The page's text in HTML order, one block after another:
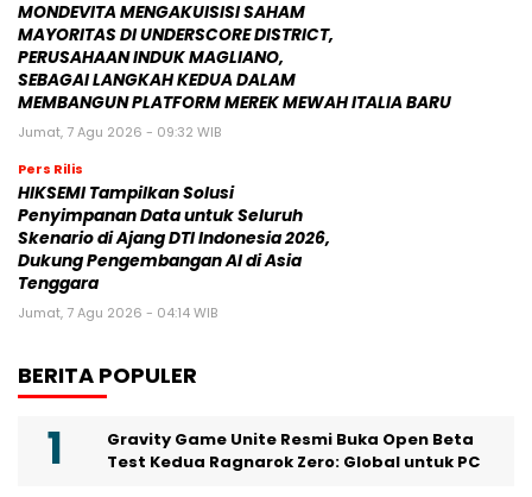
MONDEVITA MENGAKUISISI SAHAM
MAYORITAS DI UNDERSCORE DISTRICT,
PERUSAHAAN INDUK MAGLIANO,
SEBAGAI LANGKAH KEDUA DALAM
MEMBANGUN PLATFORM MEREK MEWAH ITALIA BARU
Jumat, 7 Agu 2026 - 09:32 WIB
Pers Rilis
HIKSEMI Tampilkan Solusi
Penyimpanan Data untuk Seluruh
Skenario di Ajang DTI Indonesia 2026,
Dukung Pengembangan AI di Asia
Tenggara
Jumat, 7 Agu 2026 - 04:14 WIB
BERITA POPULER
Gravity Game Unite Resmi Buka Open Beta
Test Kedua Ragnarok Zero: Global untuk PC